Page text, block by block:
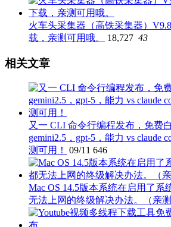
火车头采集器（高铁采集器）
载，亲测可用哦。
18,727 43
相关文章
又一 CLI 命令行编程发布，免费白
gemini2.5，gpt-5，能力 vs claude
测可用！
09/11 646
Mac OS 14.5版本系统在启用了系
无法上网的终级解决办法。（亲测